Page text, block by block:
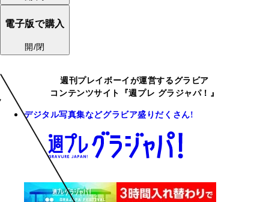
電子版で購入
開/閉
週刊プレイボーイが運営するグラビア
コンテンツサイト『週プレ グラジャパ！』
デジタル写真集などグラビア盛りだくさん!